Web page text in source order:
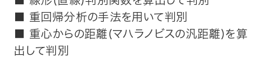
■ 重回帰分析の手法を用いて判別
■ 重心からの距離(マハラノビスの汎距離)を算
出して判別